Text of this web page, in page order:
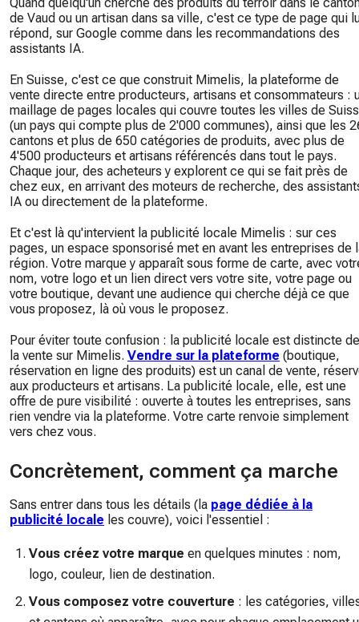
de Vaud ou un artisan dans sa ville, c'est ce type de page qui
répond, sur Google comme dans les recommandations des
assistants IA.
En Suisse, c'est ce que construit Mimelis, la plateforme de
vente directe entre producteurs, artisans et consommateurs :
maillage de pages locales qui couvre toutes les villes de
(un pays qui compte plus de 2'000 communes), ainsi que les
cantons et plus de 650 catégories de produits, avec plus de
4'500 producteurs et artisans référencés dans tout le pays.
Chaque jour, des acheteurs y explorent ce qui se fait près de
chez eux, en arrivant des moteurs de recherche, des
IA ou directement de la plateforme.
Et c'est là qu'intervient la publicité locale Mimelis : sur ces
pages, un espace sponsorisé met en avant les entreprises de
région. Votre marque y apparaît sous forme de carte, avec
nom, votre logo et un lien direct vers votre site, votre page ou
votre boutique, devant une audience qui cherche déjà ce que
vous proposez, là où vous le proposez.
Pour éviter toute confusion : la publicité locale est distincte de
la vente sur Mimelis. Vendre sur la plateforme (boutique,
réservation en ligne des produits) est un canal de vente,
aux producteurs et artisans. La publicité locale, elle, est une
offre de pure visibilité : ouverte à toutes les entreprises, sans
rien vendre via la plateforme. Votre carte renvoie simplement
vers chez vous.
Concrètement, comment ça marche
Sans entrer dans tous les détails (la page dédiée à la
publicité locale les couvre), voici l'essentiel :
Vous créez votre marque en quelques minutes : nom,
logo, couleur, lien de destination.
Vous composez votre couverture : les catégories,